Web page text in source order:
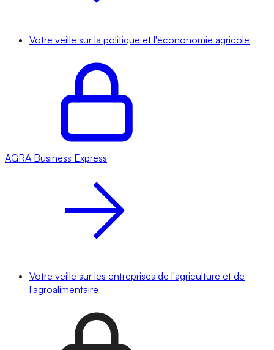
Votre veille sur la politique et l'écononomie agricole
AGRA Business Express
Votre veille sur les entreprises de l'agriculture et de
l'agroalimentaire